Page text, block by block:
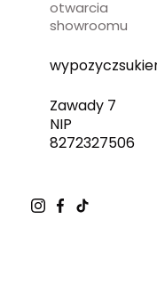
otwarcia
showroomu
Zawady 7
NIP
8272327506